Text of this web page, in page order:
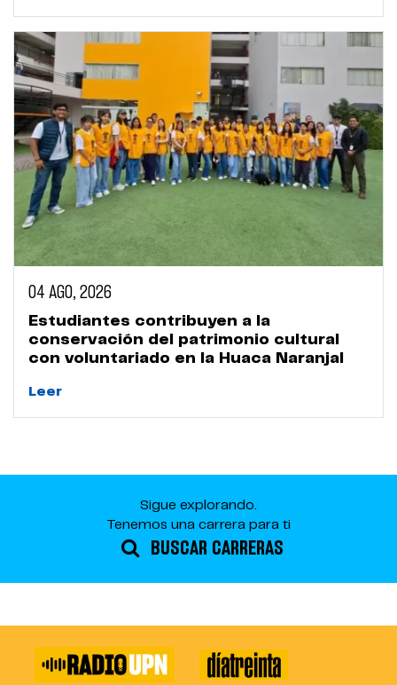
04 AGO, 2026
Estudiantes contribuyen a la
conservación del patrimonio cultural
con voluntariado en la Huaca Naranjal
Leer
Sigue explorando.
Tenemos una carrera para ti
BUSCAR CARRERAS